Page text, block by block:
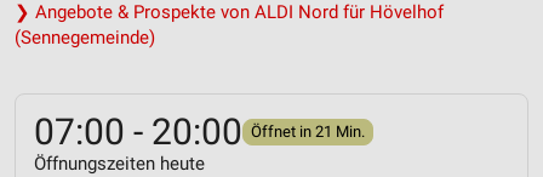
❯ Angebote & Prospekte von ALDI Nord für Hövelhof
(Sennegemeinde)
07:00 - 20:00 Öffnet in 21 Min.
Öffnungszeiten heute